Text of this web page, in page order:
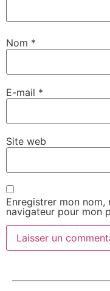
Nom *
E-mail *
Site web
Enregistrer mon
navigateur pour mon